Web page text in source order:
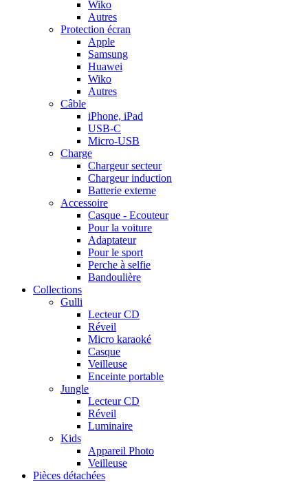
Wiko
Autres
Protection écran
Apple
Samsung
Huawei
Wiko
Autres
Câble
iPhone, iPad
USB-C
Micro-USB
Charge
Chargeur secteur
Chargeur induction
Batterie externe
Accessoire
Casque - Ecouteur
Pour la voiture
Adaptateur
Pour le sport
Perche à selfie
Bandoulière
Collections
Gulli
Lecteur CD
Réveil
Micro karaoké
Casque
Veilleuse
Enceinte portable
Jungle
Lecteur CD
Réveil
Luminaire
Kids
Appareil Photo
Veilleuse
Pièces détachées